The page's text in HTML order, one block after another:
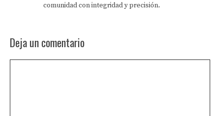
comunidad con integridad y precisión.
Deja un comentario